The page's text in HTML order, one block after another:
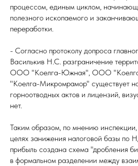
процессом, единым циклом,
полезного ископаемого и
переработки.
- Согласно протоколу допроса
Василькив Н.С. разграничение
ООО "Коелга-Южная", ООО
"Коелга-Микромрамор" существует
горноотводных актов и лицензий,
нет.
Таким образом, по мнению
целях занижения налоговой базы по
прибыль создана схема "дробления
в формальном разделении между